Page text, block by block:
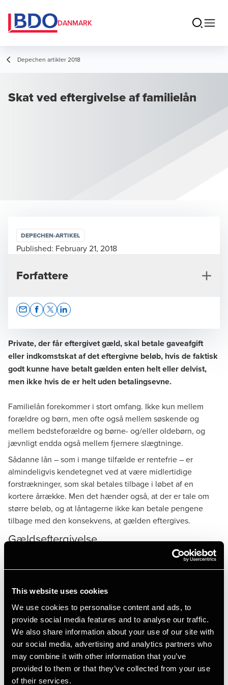
This website uses cookies
We use cookies to personalise content and ads, to
provide social media features and to analyse our traffic.
We also share information about your use of our site with
our social media, advertising and analytics partners who
may combine it with other information that you’ve
provided to them or that they’ve collected from your use
of their services.
DANMARK
Depechen artikler 2018
Skat ved eftergivelse af familielån
Private, der får eftergivet gæld, skal betale gaveafgift
eller indkomstskat af det eftergivne beløb, hvis de faktisk
godt kunne have betalt gælden enten helt eller delvist,
men ikke hvis de er helt uden betalingsevne.
Familielån forekommer i stort omfang. Ikke kun mellem
forældre og børn, men ofte også mellem søskende og
mellem bedsteforældre og børne- og/eller oldebørn, og
jævnligt endda også mellem fjernere slægtninge.
Sådanne lån – som i mange tilfælde er rentefrie – er
almindeligvis kendetegnet ved at være midlertidige
forstrækninger, som skal betales tilbage i løbet af en
kortere årrække. Men det hænder også, at der er tale om
større beløb, og at låntagerne ikke kan betale pengene
tilbage med den konsekvens, at gælden eftergives.
Gældseftergivelse
De skattemæssige konsekvenser for privatpersoner, der får
eftergivet gæld, afhænger af fordringens
gælden eftergives.
Hvis fordringen er værdiløs, fordi skyldneren har pantsat
alle sine aktiver og i øvrigt er insolvent, er
gældseftergivelsen skattefri for skyldneren. Og långiveren
har i så fald fradrag for sit tab, hvis dette overstiger et beløb
på 2.000 kr., og lånet ikke er ydet til enten en forælder, et
barn, et barnebarn mv., men til et fjernere familiemedlem
DEPECHEN-ARTIKEL
Published: February 21, 2018
Forfattere
Stefan Bjerregaard